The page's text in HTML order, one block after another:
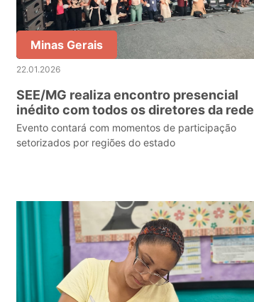
Minas Gerais
22.01.2026
SEE/MG realiza encontro presencial
inédito com todos os diretores da rede
estadual para planejar ano letivo de
2026
Evento contará com momentos de participação
setorizados por regiões do estado